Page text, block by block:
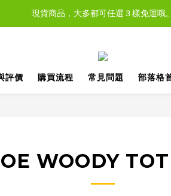
現貨商品，大多都可任選３樣免運哦。
現貨商品，大多都可任選３樣免運哦。
評價 購買流程 常見問題 部落格
WOODY